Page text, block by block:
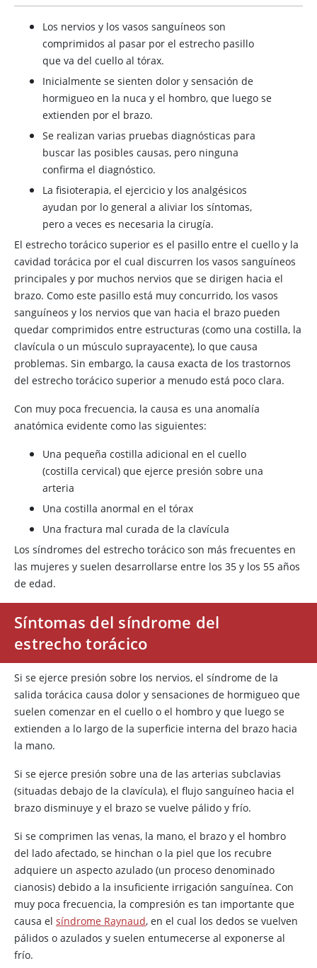
Los nervios y los vasos sanguíneos son
comprimidos al pasar por el estrecho pasillo
que va del cuello al tórax.
Inicialmente se sienten dolor y sensación de
hormigueo en la nuca y el hombro, que luego se
extienden por el brazo.
Se realizan varias pruebas diagnósticas para
buscar las posibles causas, pero ninguna
confirma el diagnóstico.
La fisioterapia, el ejercicio y los analgésicos
ayudan por lo general a aliviar los síntomas,
pero a veces es necesaria la cirugía.
El estrecho torácico superior es el pasillo entre el cuello y la
cavidad torácica por el cual discurren los vasos sanguíneos
principales y por muchos nervios que se dirigen hacia el
brazo. Como este pasillo está muy concurrido, los vasos
sanguíneos y los nervios que van hacia el brazo pueden
quedar comprimidos entre estructuras (como una costilla, la
clavícula o un músculo suprayacente), lo que causa
problemas. Sin embargo, la causa exacta de los trastornos
del estrecho torácico superior a menudo está poco clara.
Con muy poca frecuencia, la causa es una anomalía
anatómica evidente como las siguientes:
Una pequeña costilla adicional en el cuello
(costilla cervical) que ejerce presión sobre una
arteria
Una costilla anormal en el tórax
Una fractura mal curada de la clavícula
Los síndromes del estrecho torácico son más frecuentes en
las mujeres y suelen desarrollarse entre los 35 y los 55 años
de edad.
Síntomas del síndrome del
estrecho torácico
Si se ejerce presión sobre los nervios, el síndrome de la
salida torácica causa dolor y sensaciones de hormigueo que
suelen comenzar en el cuello o el hombro y que luego se
extienden a lo largo de la superficie interna del brazo hacia
la mano.
Si se ejerce presión sobre una de las arterias subclavias
(situadas debajo de la clavícula), el flujo sanguíneo hacia el
brazo disminuye y el brazo se vuelve pálido y frío.
Si se comprimen las venas, la mano, el brazo y el hombro
del lado afectado, se hinchan o la piel que los recubre
adquiere un aspecto azulado (un proceso denominado
cianosis) debido a la insuficiente irrigación sanguínea. Con
muy poca frecuencia, la compresión es tan importante que
causa el síndrome Raynaud, en el cual los dedos se vuelven
pálidos o azulados y suelen entumecerse al exponerse al
frío.